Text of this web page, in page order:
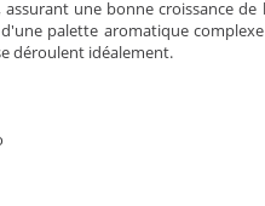
une bonne croissance
palette aromatique
déroulent idéalement.